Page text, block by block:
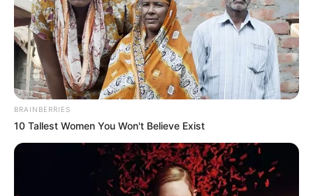
BRAINBERRIES
10 Tallest Women You Won't Believe Exist